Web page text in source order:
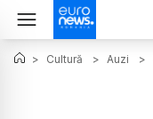
> Cultură > Auzi >